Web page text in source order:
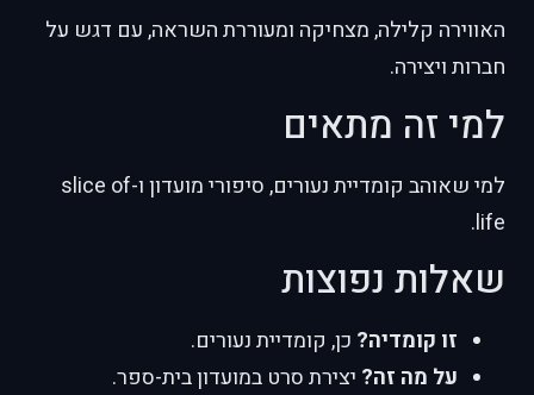
האווירה קלילה, מצחיקה ומעוררת השראה, עם דגש על
חברות ויצירה.
למי זה מתאים
למי שאוהב קומדיית נעורים, סיפורי מועדון ו-slice of
life.
שאלות נפוצות
זו קומדיה? כן, קומדיית נעורים.
על מה זה? יצירת סרט במועדון בית-ספר.